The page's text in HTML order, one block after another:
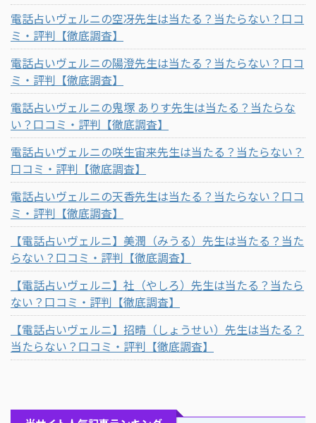
電話占いヴェルニの空冴先生は当たる？当たらない？口コ
ミ・評判【徹底調査】
電話占いヴェルニの陽澄先生は当たる？当たらない？口コ
ミ・評判【徹底調査】
電話占いヴェルニの鬼塚 ありす先生は当たる？当たらな
い？口コミ・評判【徹底調査】
電話占いヴェルニの咲生宙来先生は当たる？当たらない？
口コミ・評判【徹底調査】
電話占いヴェルニの天香先生は当たる？当たらない？口コ
ミ・評判【徹底調査】
【電話占いヴェルニ】美潤（みうる）先生は当たる？当た
らない？口コミ・評判【徹底調査】
【電話占いヴェルニ】社（やしろ）先生は当たる？当たら
ない？口コミ・評判【徹底調査】
【電話占いヴェルニ】招晴（しょうせい）先生は当たる？
当たらない？口コミ・評判【徹底調査】